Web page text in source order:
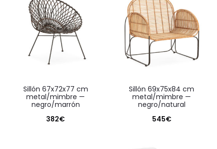
sillón 67x72x77 cm
metal/mimbre —
negro/marrón
382€
sillón 69x75x84 cm
metal/mimbre —
negro/natural
545€